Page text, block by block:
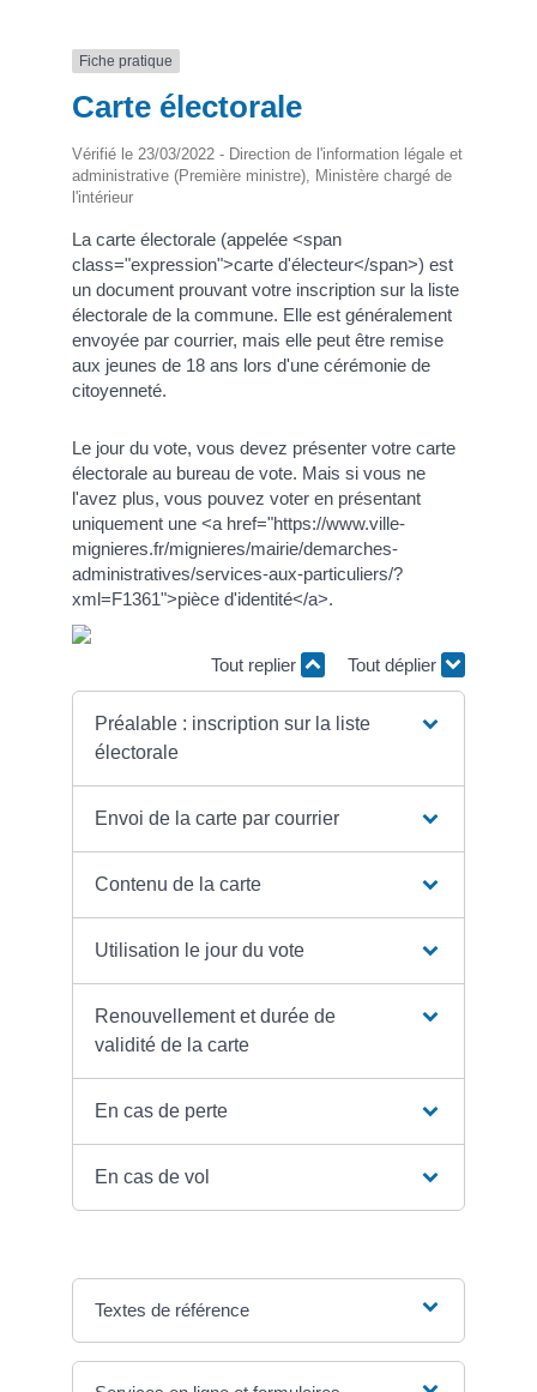
Fiche pratique
Carte électorale
Vérifié le 23/03/2022 - Direction de l'information légale et
administrative (Première ministre), Ministère chargé de
l'intérieur
La carte électorale (appelée <span
class="expression">carte d'électeur</span>) est
un document prouvant votre inscription sur la liste
électorale de la commune. Elle est généralement
envoyée par courrier, mais elle peut être remise
aux jeunes de 18 ans lors d'une cérémonie de
citoyenneté.
Le jour du vote, vous devez présenter votre carte
électorale au bureau de vote. Mais si vous ne
l'avez plus, vous pouvez voter en présentant
uniquement une <a href="https://www.ville-
mignieres.fr/mignieres/mairie/demarches-
administratives/services-aux-particuliers/?
xml=F1361">pièce d'identité</a>.
Tout replier Tout déplier
Préalable : inscription sur la liste
électorale
Envoi de la carte par courrier
Contenu de la carte
Utilisation le jour du vote
Renouvellement et durée de
validité de la carte
En cas de perte
En cas de vol
Textes de référence